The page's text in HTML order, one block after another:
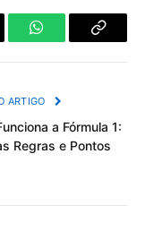
WhatsAppCopiar
ARTIGO
a Fórmula 1:
Regras e Pontos